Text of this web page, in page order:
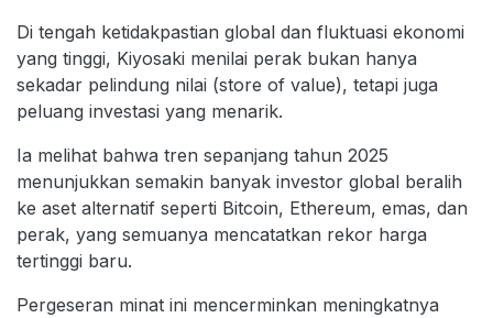
Di tengah ketidakpastian global dan fluktuasi ekonomi
yang tinggi, Kiyosaki menilai perak bukan hanya
sekadar pelindung nilai (store of value), tetapi juga
peluang investasi yang menarik.
Ia melihat bahwa tren sepanjang tahun 2025
menunjukkan semakin banyak investor global beralih
ke aset alternatif seperti Bitcoin, Ethereum, emas, dan
perak, yang semuanya mencatatkan rekor harga
tertinggi baru.
Pergeseran minat ini mencerminkan meningkatnya